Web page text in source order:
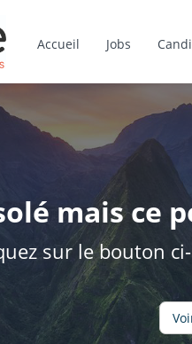
Accueil Jobs
mais ce
sur le bouton